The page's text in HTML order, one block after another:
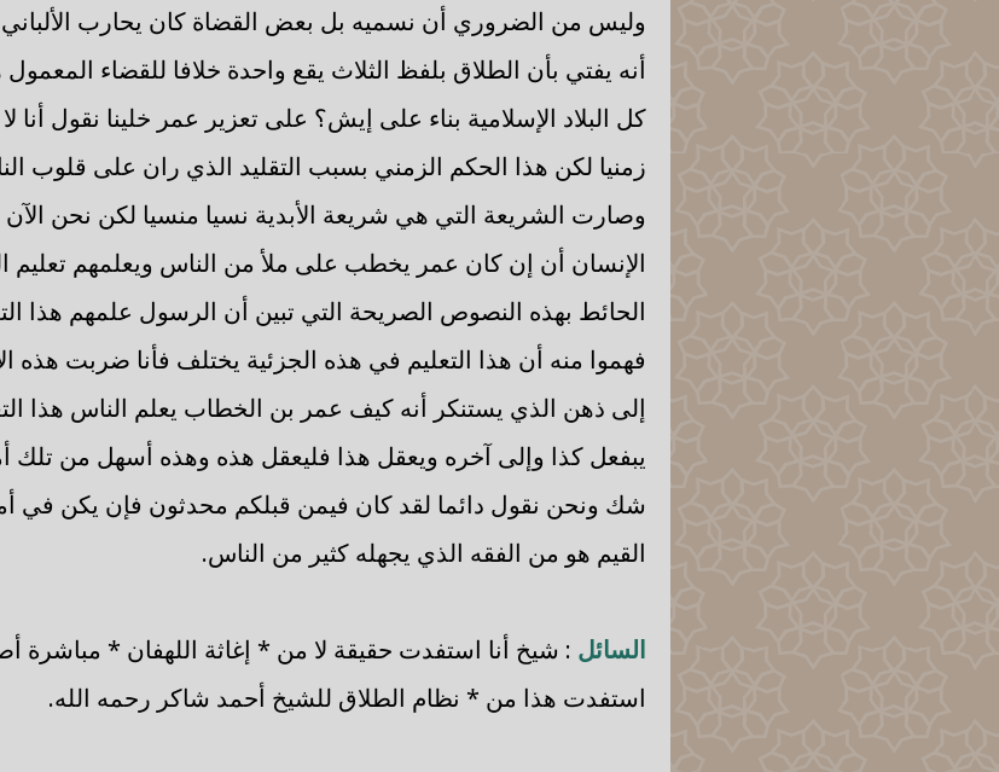
وليس من الضروري أن نسميه بل بعض القضاة كان يحارب الألباني
أنه يفتي بأن الطلاق بلفظ الثلاث يقع واحدة خلافا للقضاء
كل البلاد الإسلامية بناء على إيش؟ على تعزير عمر خلينا نقول أنا
زمنيا لكن هذا الحكم الزمني بسبب التقليد الذي ران على قلوب
وصارت الشريعة التي هي شريعة الأبدية نسيا منسيا لكن نحن
الإنسان أن إن كان عمر يخطب على ملأ من الناس ويعلمهم
الحائط بهذه النصوص الصريحة التي تبين أن الرسول علمهم هذا
فهموا منه أن هذا التعليم في هذه الجزئية يختلف فأنا ضربت هذه
إلى ذهن الذي يستنكر أنه كيف عمر بن الخطاب يعلم الناس هذا
يبفعل كذا وإلى آخره ويعقل هذا فليعقل هذه وهذه أسهل من تلك
شك ونحن نقول دائما لقد كان فيمن قبلكم محدثون فإن يكن في
القيم هو من الفقه الذي يجهله كثير من الناس.
السائل : شيخ أنا استفدت حقيقة لا من * إغاثة اللهفان * مباشرة
استفدت هذا من * نظام الطلاق للشيخ أحمد شاكر رحمه الله.